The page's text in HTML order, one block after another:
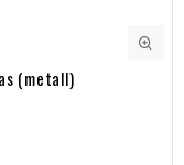
(metall)